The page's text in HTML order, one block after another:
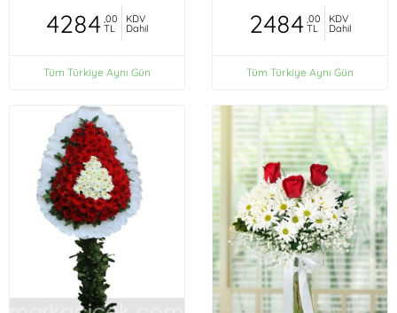
4284 ,00
TL
KDV
Dahil
Tüm Türkiye Aynı Gün
2484 ,00
TL
KDV
Dahil
Tüm Türkiye Aynı Gün